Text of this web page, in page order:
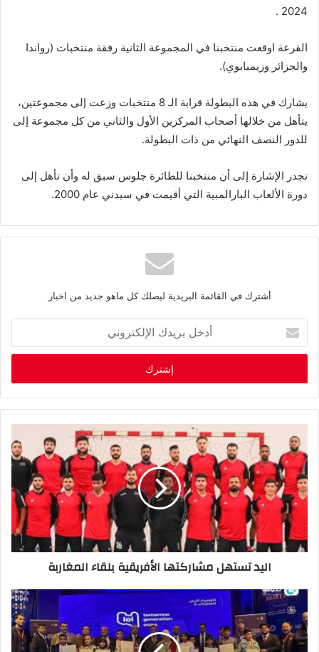
2024
.
القرعة اوقعت منتخبنا في المجموعة الثانية رفقة منتخبات (رواندا
والجزائر وزيمبابوي).
يشارك في هذه البطولة قرابة الـ 8 منتخبات وزعت إلى مجموعتين،
يتأهل من خلالها أصحاب المركزين الأول والثاني من كل مجموعة إلى
للدور النصف النهائي من ذات البطولة.
تجدر الإشارة إلى أن منتخبنا للطائرة جلوس سبق له وأن تأهل إلى
دورة الألعاب البارالمبية التي أقيمت في سيدني عام 2000
.
أشترك في القائمة البريدية ليصلك كل ماهو جديد من اخبار
خ
ب
ر
ك
ا
ل
إ
ت
ر
ي
اليد تستهل مشاركتها الأفريقية بلقاء المغاربة